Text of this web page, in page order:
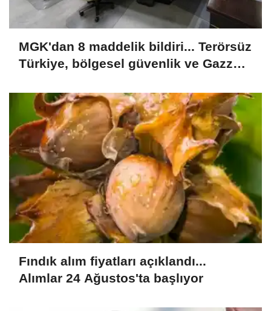
MGK'dan 8 maddelik bildiri... Terörsüz
Türkiye, bölgesel güvenlik ve Gazze
Fındık alım fiyatları açıklandı...
Alımlar 24 Ağustos'ta başlıyor